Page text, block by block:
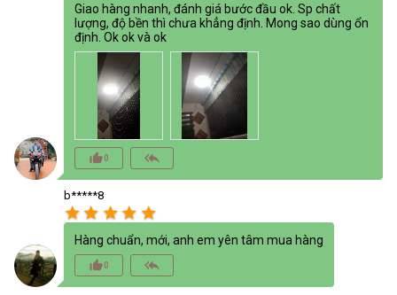
Giao hàng nhanh, đánh giá bước đầu ok. Sp chất
lượng, độ bền thì chưa khẳng định. Mong sao dùng ổn
định. Ok ok và ok
thumb_up_alt0 reply_all
b*****8
star star star star star
Hàng chuẩn, mới, anh em yên tâm mua hàng
thumb_up_alt0 reply_all